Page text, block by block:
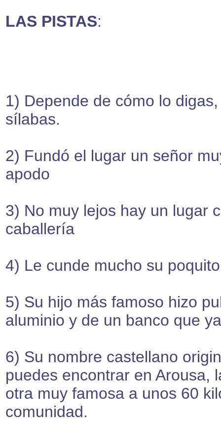
LAS PISTAS:
1) Depende de cómo lo
sílabas.
2) Fundó el lugar un señor
apodo
3) No muy lejos hay un lugar
caballería
4) Le cunde mucho su
5) Su hijo más famoso hizo
aluminio y de un banco que
6) Su nombre castellano
puedes encontrar en
otra muy famosa a unos 60
comunidad.